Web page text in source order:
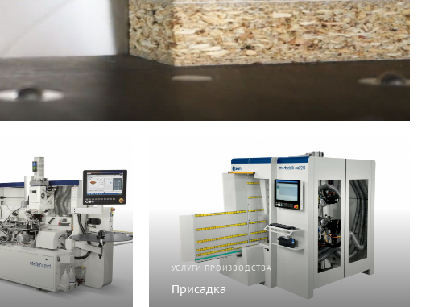
УСЛУГИ ПРОИЗВОДСТВА
Присадка